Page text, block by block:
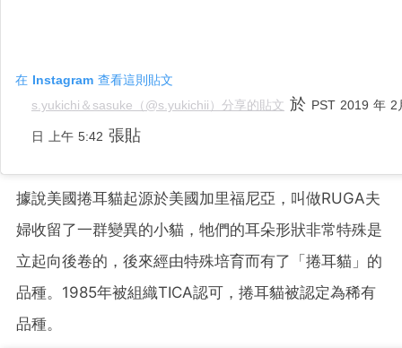
在 Instagram 查看這則貼文
s.yukichi＆sasuke（@s.yukichii）分享的貼文 於 PST 2019 年 2
日 上午 5:42 張貼
據說美國捲耳貓起源於美國加里福尼亞，叫做RUGA夫
婦收留了一群變異的小貓，牠們的耳朵形狀非常特殊是
立起向後卷的，後來經由特殊培育而有了「捲耳貓」的
品種。1985年被組織TICA認可，捲耳貓被認定為稀有
品種。